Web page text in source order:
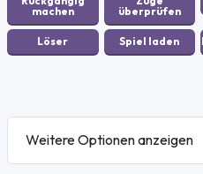
Weitere Optionen anzeigen